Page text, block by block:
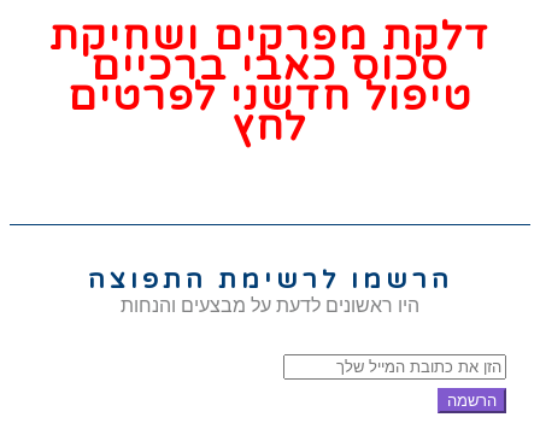
דלקת מפרקים ושחיקת
סכוס כאבי ברכיים
טיפול חדשני לפרטים
לחץ
הרשמו לרשימת התפוצה
היו ראשונים לדעת על מבצעים והנחות
הרשמה